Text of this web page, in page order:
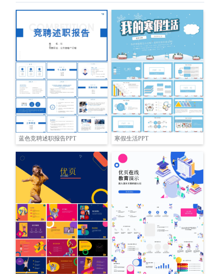
蓝色竞聘述职报告PPT 寒假生活PPT